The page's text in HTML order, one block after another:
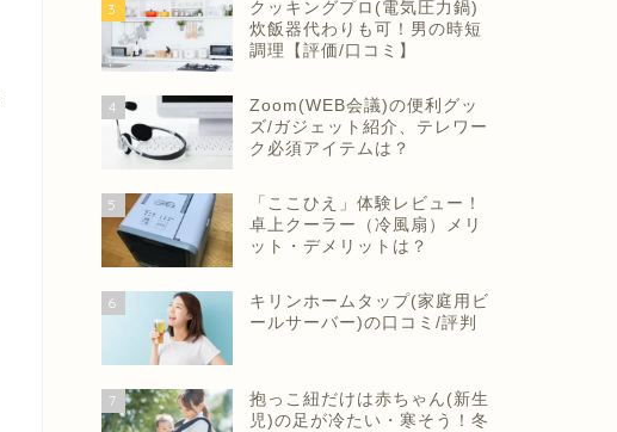
3
クッキングプロ(電気圧力鍋)
炊飯器代わりも可！男の時短
調理【評価/口コミ】
4
Zoom(WEB会議)の便利グッ
ズ/ガジェット紹介、テレワー
ク必須アイテムは？
5
「ここひえ」体験レビュー！
卓上クーラー（冷風扇）メリ
ット・デメリットは？
6
キリンホームタップ(家庭用ビ
ールサーバー)の口コミ/評判
7
抱っこ紐だけは赤ちゃん(新生
児)の足が冷たい・寒そう！冬